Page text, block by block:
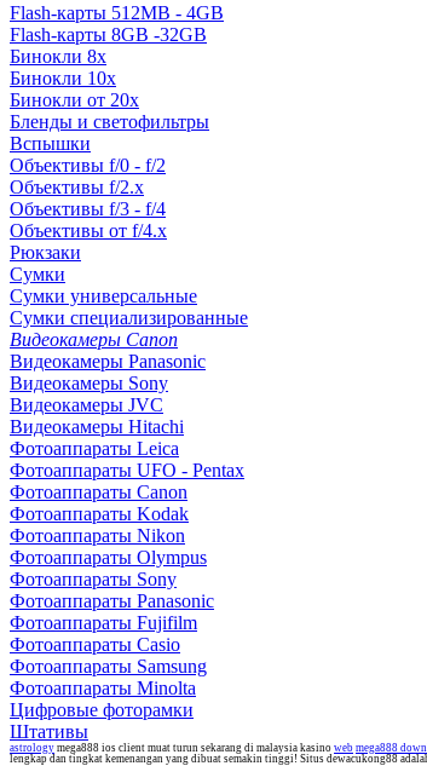
Flash-карты 512MB - 4GB
Flash-карты 8GB -32GB
Бинокли 8x
Бинокли 10x
Бинокли от 20x
Бленды и светофильтры
Вспышки
Объективы f/0 - f/2
Объективы f/2.x
Объективы f/3 - f/4
Объективы от f/4.x
Рюкзаки
Сумки
Сумки универсальные
Сумки специализированные
Видеокамеры Canon
Видеокамеры Panasonic
Видеокамеры Sony
Видеокамеры JVC
Видеокамеры Hitachi
Фотоаппараты Leica
Фотоаппараты UFO - Pentax
Фотоаппараты Canon
Фотоаппараты Kodak
Фотоаппараты Nikon
Фотоаппараты Olympus
Фотоаппараты Sony
Фотоаппараты Panasonic
Фотоаппараты Fujifilm
Фотоаппараты Casio
Фотоаппараты Samsung
Фотоаппараты Minolta
Цифровые фоторамки
Штативы
astrology mega888 ios client muat turun sekarang di malaysia kasino web mega888
lengkap dan tingkat kemenangan yang dibuat semakin tinggi! Situs dewacukong88